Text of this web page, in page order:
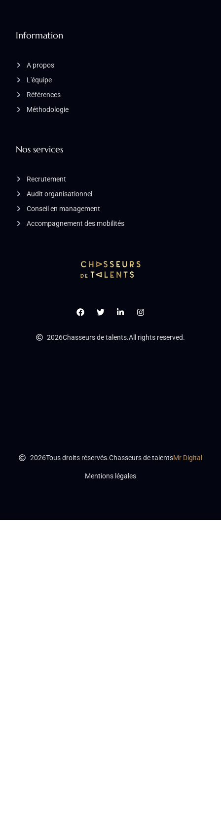
2026Chasseurs de talents.All rights reserved.
Nos services
Recrutement
Audit organisationnel
Conseil en management
Accompagnement des mobilités
Information
A propos
L'équipe
Références
Méthodologie
2026Tous droits réservés.Chasseurs de talentsMr Digital
Mentions légales